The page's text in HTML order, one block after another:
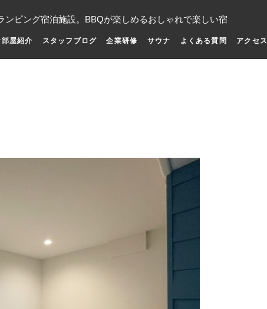
ンピング宿泊施設。BBQが楽しめるおしゃれで楽しい宿
部屋紹介 スタッフブログ 企業研修 サウナ よくある質問 アクセス